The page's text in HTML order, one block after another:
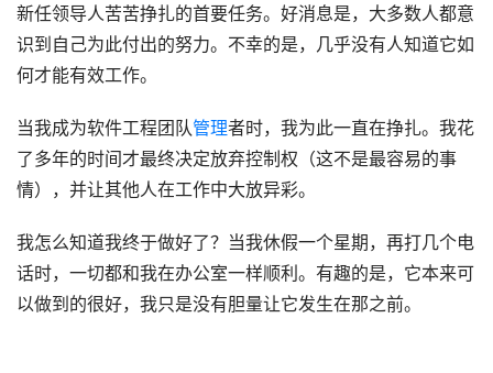
新任领导人苦苦挣扎的首要任务。好消息是，大多数人都意
识到自己为此付出的努力。不幸的是，几乎没有人知道它如
何才能有效工作。
当我成为软件工程团队管理者时，我为此一直在挣扎。我花
了多年的时间才最终决定放弃控制权（这不是最容易的事
情），并让其他人在工作中大放异彩。
我怎么知道我终于做好了？当我休假一个星期，再打几个电
话时，一切都和我在办公室一样顺利。有趣的是，它本来可
以做到的很好，我只是没有胆量让它发生在那之前。